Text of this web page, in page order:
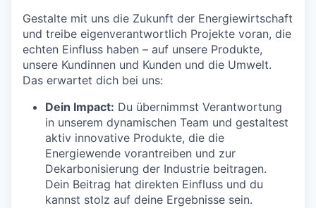
Gestalte mit uns die Zukunft der Energiewirtschaft
und treibe eigenverantwortlich Projekte voran, die
echten Einfluss haben – auf unsere Produkte,
unsere Kundinnen und Kunden und die Umwelt.
Das erwartet dich bei uns:
Dein Impact: Du übernimmst Verantwortung
in unserem dynamischen Team und gestaltest
aktiv innovative Produkte, die die
Energiewende vorantreiben und zur
Dekarbonisierung der Industrie beitragen.
Dein Beitrag hat direkten Einfluss und du
kannst stolz auf deine Ergebnisse sein.